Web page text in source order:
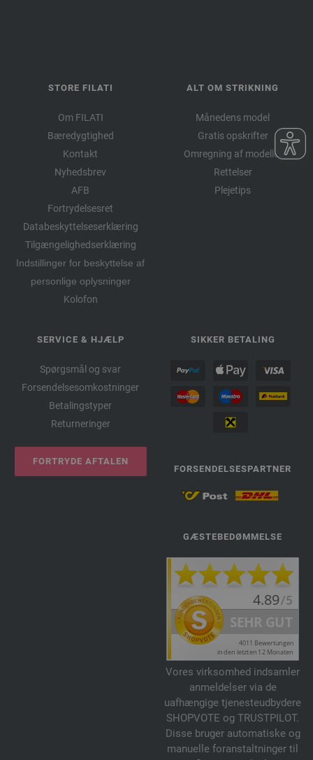
STORE FILATI
Om FILATI
Bæredygtighed
Kontakt
Nyhedsbrev
AFB
Fortrydelsesret
Databeskyttelseserklæring
Tilgængelighedserklæring
Indstillinger for beskyttelse af
personlige oplysninger
Kolofon
ALT OM STRIKNING
Månedens model
Gratis opskrifter
Omregning af modeller
Rettelser
Plejetips
SERVICE & HJÆLP
Spørgsmål og svar
Forsendelsesomkostninger
Betalingstyper
Returneringer
FORTRYDE AFTALEN
SIKKER BETALING
FORSENDELSESPARTNER
GÆSTEBEDØMMELSE
Vores virksomhed indsamler
anmeldelser via de
uafhængige tjenesteudbydere
SHOPVOTE og TRUSTPILOT.
Disse bruger automatiske og
manuelle foranstaltninger til